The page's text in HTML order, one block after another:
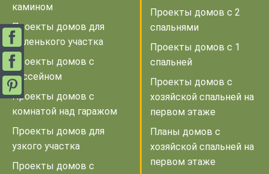
камином
Проекты домов для
маленького участка
Проекты домов с
бассейном
Проекты домов с
комнатой над гаражом
Проекты домов для
узкого участка
Проекты домов с
Проекты домов с 2
спальнями
Проекты домов с 1
спальней
Проекты домов с
хозяйской спальней на
первом этаже
Планы домов с
хозяйской спальней на
первом этаже